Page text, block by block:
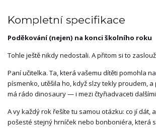
Kompletní specifikace
Poděkování (nejen) na konci školního roku
Tohle ještě nikdy nedostali. A přitom si to
Paní učitelka. Ta, která vašemu dítěti pomohla
písmenko, utěšila ho, když slzy tekly proudem, a
má rádo dinosaury — i mezi čtyřiadvaceti
A vy každý rok řešíte tu samou otázku: co jí dát,
pošesté stejný hrníček nebo bonboniéra, která